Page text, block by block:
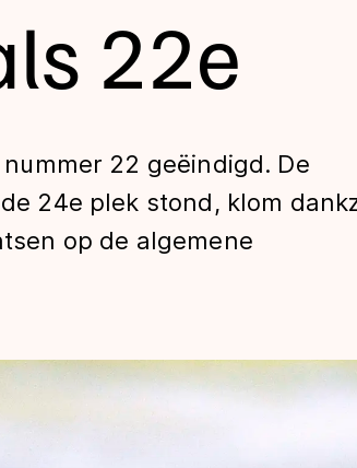
22e
22 geëindigd. De
24e plek stond, klom
op de algemene